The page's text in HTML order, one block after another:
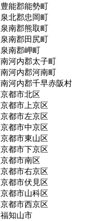
豊能郡能勢町
泉北郡忠岡町
泉南郡熊取町
泉南郡田尻町
泉南郡岬町
南河内郡太子町
南河内郡河南町
南河内郡千早赤阪村
京都市北区
京都市上京区
京都市左京区
京都市中京区
京都市東山区
京都市下京区
京都市南区
京都市右京区
京都市伏見区
京都市山科区
京都市西京区
福知山市